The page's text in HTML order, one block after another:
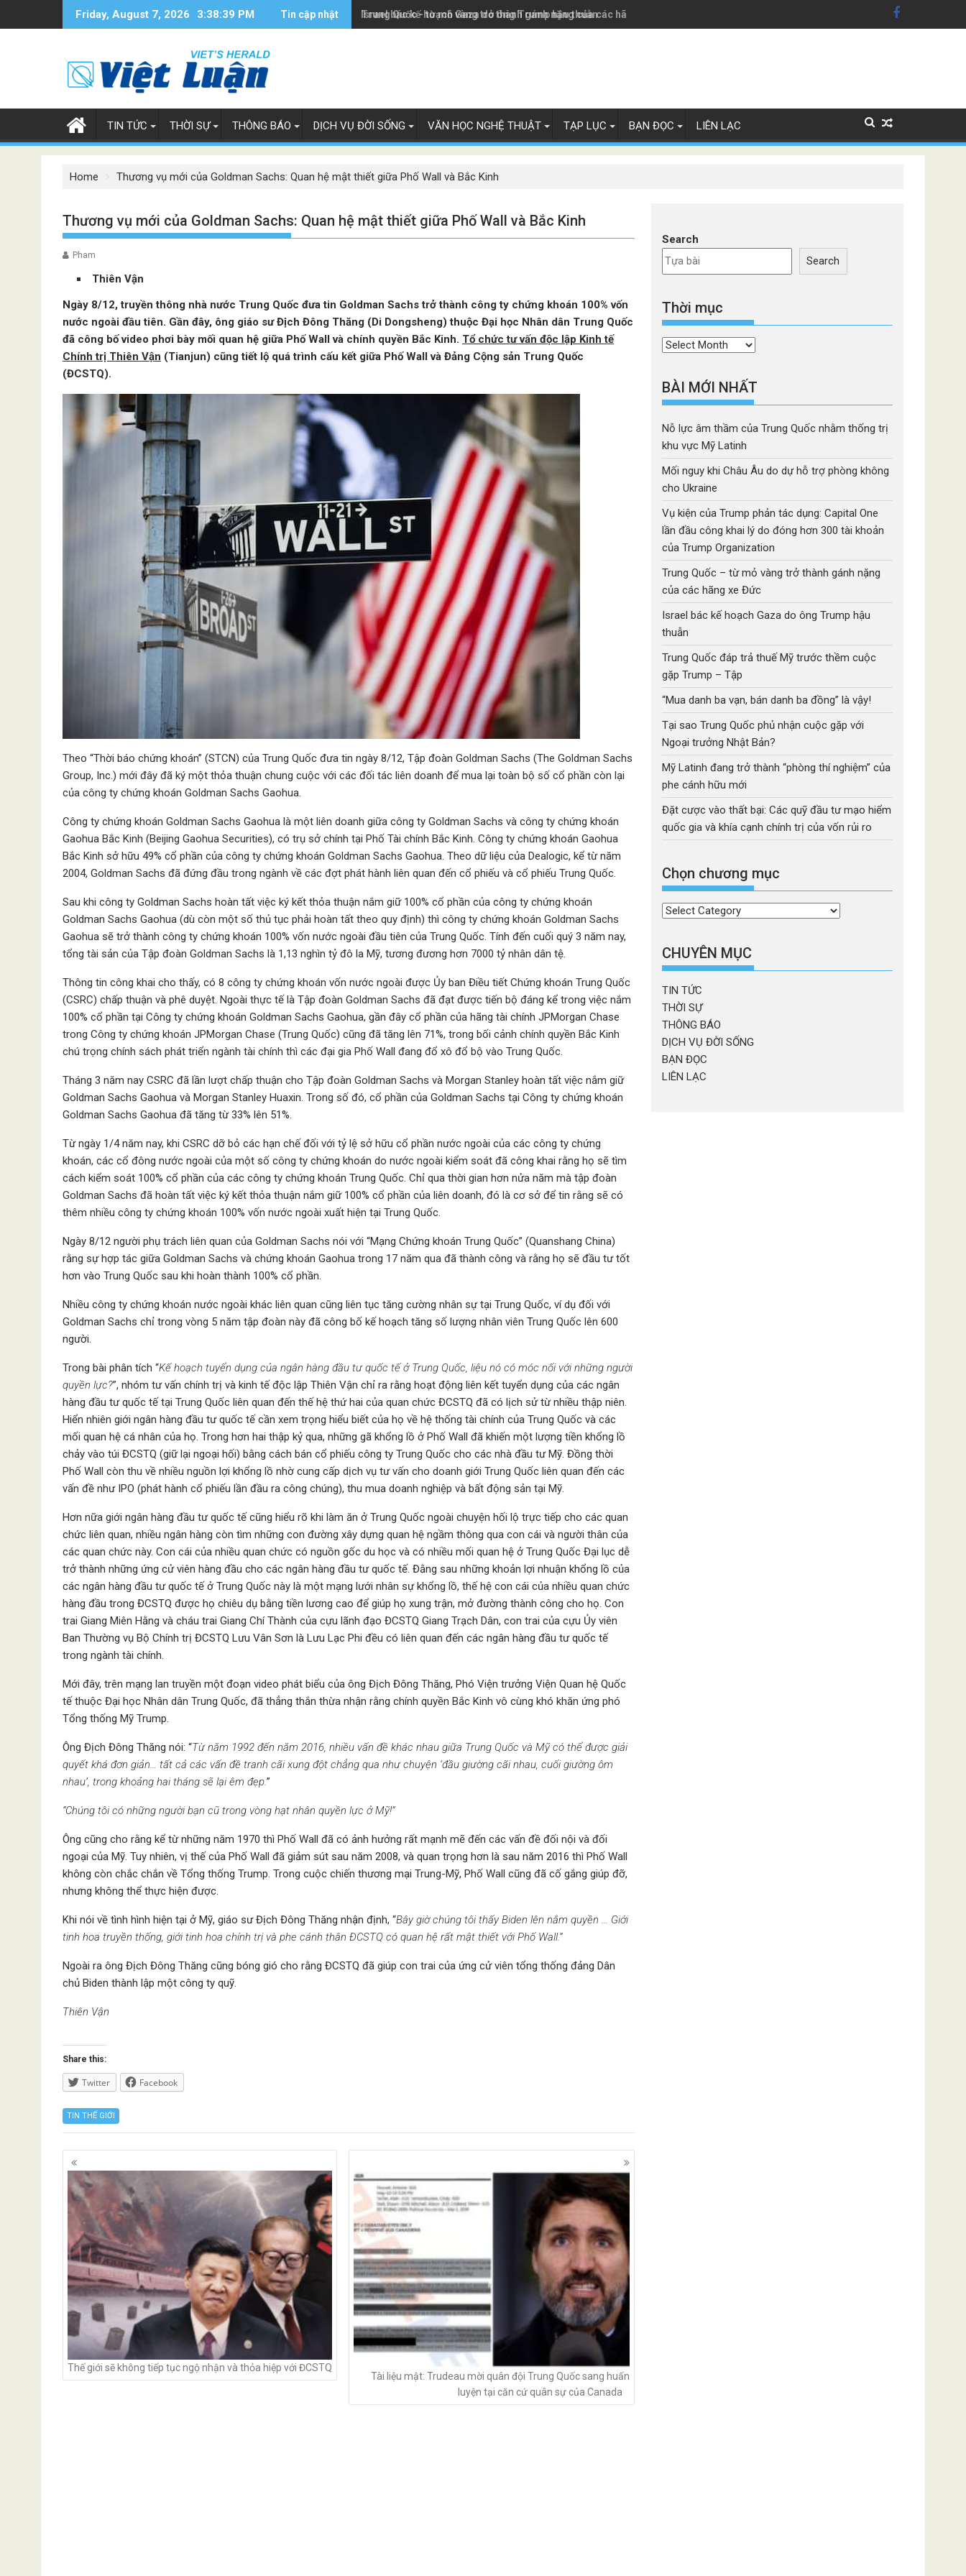
Friday, August 7, 2026 3:38:40 PM Tin cập nhật Trung Quốc - từ mỏ vàng trở thành gánh nặng của các hãng xe Đức
Israel bác kế hoạch Gaza do ông Trump hậu thuẫn
TIN TỨC THỜI SỰ THÔNG BÁO DỊCH VỤ ĐỜI SỐNG VĂN HỌC NGHỆ THUẬT TẠP LỤC BẠN ĐỌC LIÊN LẠC
Home Thương vụ mới của Goldman Sachs: Quan hệ mật thiết giữa Phố Wall và Bắc Kinh
Thương vụ mới của Goldman Sachs: Quan hệ mật thiết giữa Phố Wall và Bắc Kinh
Pham
Thiên Vận
Ngày 8/12, truyền thông nhà nước Trung Quốc đưa tin Goldman Sachs trở thành công ty chứng khoán 100% vốn
nước ngoài đầu tiên. Gần đây, ông giáo sư Địch Đông Thăng (Di Dongsheng) thuộc Đại học Nhân dân Trung Quốc
đã công bố video phơi bày mối quan hệ giữa Phố Wall và chính quyền Bắc Kinh. Tổ chức tư vấn độc lập Kinh tế
Chính trị Thiên Vận (Tianjun) cũng tiết lộ quá trình cấu kết giữa Phố Wall và Đảng Cộng sản Trung Quốc
(ĐCSTQ).
Theo “Thời báo chứng khoán” (STCN) của Trung Quốc đưa tin ngày 8/12, Tập đoàn Goldman Sachs (The Goldman Sachs
Group, Inc.) mới đây đã ký một thỏa thuận chung cuộc với các đối tác liên doanh để mua lại toàn bộ số cổ phần còn lại
của công ty chứng khoán Goldman Sachs Gaohua.
Công ty chứng khoán Goldman Sachs Gaohua là một liên doanh giữa công ty Goldman Sachs và công ty chứng khoán
Gaohua Bắc Kinh (Beijing Gaohua Securities), có trụ sở chính tại Phố Tài chính Bắc Kinh. Công ty chứng khoán Gaohua
Bắc Kinh sở hữu 49% cổ phần của công ty chứng khoán Goldman Sachs Gaohua. Theo dữ liệu của Dealogic, kể từ năm
2004, Goldman Sachs đã đứng đầu trong ngành về các đợt phát hành liên quan đến cổ phiếu và cổ phiếu Trung Quốc.
Sau khi công ty Goldman Sachs hoàn tất việc ký kết thỏa thuận nắm giữ 100% cổ phần của công ty chứng khoán
Goldman Sachs Gaohua (dù còn một số thủ tục phải hoàn tất theo quy định) thì công ty chứng khoán Goldman Sachs
Gaohua sẽ trở thành công ty chứng khoán 100% vốn nước ngoài đầu tiên của Trung Quốc. Tính đến cuối quý 3 năm nay,
tổng tài sản của Tập đoàn Goldman Sachs là 1,13 nghìn tỷ đô la Mỹ, tương đương hơn 7000 tỷ nhân dân tệ.
Thông tin công khai cho thấy, có 8 công ty chứng khoán vốn nước ngoài được Ủy ban Điều tiết Chứng khoán Trung Quốc
(CSRC) chấp thuận và phê duyệt. Ngoài thực tế là Tập đoàn Goldman Sachs đã đạt được tiến bộ đáng kể trong việc nắm
100% cổ phần tại Công ty chứng khoán Goldman Sachs Gaohua, gần đây cổ phần của hãng tài chính JPMorgan Chase
trong Công ty chứng khoán JPMorgan Chase (Trung Quốc) cũng đã tăng lên 71%, trong bối cảnh chính quyền Bắc Kinh
chú trọng chính sách phát triển ngành tài chính thì các đại gia Phố Wall đang đổ xô đổ bộ vào Trung Quốc.
Tháng 3 năm nay CSRC đã lần lượt chấp thuận cho Tập đoàn Goldman Sachs và Morgan Stanley hoàn tất việc nắm giữ
Goldman Sachs Gaohua và Morgan Stanley Huaxin. Trong số đó, cổ phần của Goldman Sachs tại Công ty chứng khoán
Goldman Sachs Gaohua đã tăng từ 33% lên 51%.
Từ ngày 1/4 năm nay, khi CSRC dỡ bỏ các hạn chế đối với tỷ lệ sở hữu cổ phần nước ngoài của các công ty chứng
khoán, các cổ đông nước ngoài của một số công ty chứng khoán do nước ngoài kiểm soát đã công khai rằng họ sẽ tìm
cách kiểm soát 100% cổ phần của các công ty chứng khoán Trung Quốc. Chỉ qua thời gian hơn nửa năm mà tập đoàn
Goldman Sachs đã hoàn tất việc ký kết thỏa thuận nắm giữ 100% cổ phần của liên doanh, đó là cơ sở để tin rằng sẽ có
thêm nhiều công ty chứng khoán 100% vốn nước ngoài xuất hiện tại Trung Quốc.
Ngày 8/12 người phụ trách liên quan của Goldman Sachs nói với “Mạng Chứng khoán Trung Quốc” (Quanshang China)
rằng sự hợp tác giữa Goldman Sachs và chứng khoán Gaohua trong 17 năm qua đã thành công và rằng họ sẽ đầu tư tốt
hơn vào Trung Quốc sau khi hoàn thành 100% cổ phần.
Nhiều công ty chứng khoán nước ngoài khác liên quan cũng liên tục tăng cường nhân sự tại Trung Quốc, ví dụ đối với
Goldman Sachs chỉ trong vòng 5 năm tập đoàn này đã công bố kế hoạch tăng số lượng nhân viên Trung Quốc lên 600
người.
Trong bài phân tích “Kế hoạch tuyển dụng của ngân hàng đầu tư quốc tế ở Trung Quốc, liệu nó có móc nối với những người
quyền lực?”, nhóm tư vấn chính trị và kinh tế độc lập Thiên Vận chỉ ra rằng hoạt động liên kết tuyển dụng của các ngân
hàng đầu tư quốc tế tại Trung Quốc liên quan đến thế hệ thứ hai của quan chức ĐCSTQ đã có lịch sử từ nhiều thập niên.
Hiển nhiên giới ngân hàng đầu tư quốc tế cần xem trọng hiểu biết của họ về hệ thống tài chính của Trung Quốc và các
mối quan hệ cá nhân của họ. Trong hơn hai thập kỷ qua, những gã khổng lồ ở Phố Wall đã khiến một lượng tiền khổng lồ
chảy vào túi ĐCSTQ (giữ lại ngoại hối) bằng cách bán cổ phiếu công ty Trung Quốc cho các nhà đầu tư Mỹ. Đồng thời
Phố Wall còn thu về nhiều nguồn lợi khổng lồ nhờ cung cấp dịch vụ tư vấn cho doanh giới Trung Quốc liên quan đến các
vấn đề như IPO (phát hành cổ phiếu lần đầu ra công chúng), thu mua doanh nghiệp và bất động sản tại Mỹ.
Hơn nữa giới ngân hàng đầu tư quốc tế cũng hiểu rõ khi làm ăn ở Trung Quốc ngoài chuyện hối lộ trực tiếp cho các quan
chức liên quan, nhiều ngân hàng còn tìm những con đường xây dựng quan hệ ngầm thông qua con cái và người thân của
các quan chức này. Con cái của nhiều quan chức có nguồn gốc du học và có nhiều mối quan hệ ở Trung Quốc Đại lục dễ
trở thành những ứng cử viên hàng đầu cho các ngân hàng đầu tư quốc tế. Đằng sau những khoản lợi nhuận khổng lồ của
các ngân hàng đầu tư quốc tế ở Trung Quốc này là một mạng lưới nhân sự khổng lồ, thế hệ con cái của nhiều quan chức
hàng đầu trong ĐCSTQ được họ chiêu dụ bằng tiền lương cao để giúp họ xung trận, mở đường thành công cho họ. Con
trai Giang Miên Hằng và cháu trai Giang Chí Thành của cựu lãnh đạo ĐCSTQ Giang Trạch Dân, con trai của cựu Ủy viên
Ban Thường vụ Bộ Chính trị ĐCSTQ Lưu Vân Sơn là Lưu Lạc Phi đều có liên quan đến các ngân hàng đầu tư quốc tế
trong ngành tài chính.
Mới đây, trên mạng lan truyền một đoạn video phát biểu của ông Địch Đông Thăng, Phó Viện trưởng Viện Quan hệ Quốc
tế thuộc Đại học Nhân dân Trung Quốc, đã thẳng thắn thừa nhận rằng chính quyền Bắc Kinh vô cùng khó khăn ứng phó
Tổng thống Mỹ Trump.
Ông Địch Đông Thăng nói: “Từ năm 1992 đến năm 2016, nhiều vấn đề khác nhau giữa Trung Quốc và Mỹ có thể được giải
quyết khá đơn giản… tất cả các vấn đề tranh cãi xung đột chẳng qua như chuyện ‘đầu giường cãi nhau, cuối giường ôm
nhau’, trong khoảng hai tháng sẽ lại êm đẹp.”
“Chúng tôi có những người bạn cũ trong vòng hạt nhân quyền lực ở Mỹ!”
Ông cũng cho rằng kể từ những năm 1970 thì Phố Wall đã có ảnh hưởng rất mạnh mẽ đến các vấn đề đối nội và đối
ngoại của Mỹ. Tuy nhiên, vị thế của Phố Wall đã giảm sút sau năm 2008, và quan trọng hơn là sau năm 2016 thì Phố Wall
không còn chắc chắn về Tổng thống Trump. Trong cuộc chiến thương mại Trung-Mỹ, Phố Wall cũng đã cố gắng giúp đỡ,
nhưng không thể thực hiện được.
Khi nói về tình hình hiện tại ở Mỹ, giáo sư Địch Đông Thăng nhận định, “Bây giờ chúng tôi thấy Biden lên nắm quyền … Giới
tinh hoa truyền thống, giới tinh hoa chính trị và phe cánh thân ĐCSTQ có quan hệ rất mật thiết với Phố Wall.”
Ngoài ra ông Địch Đông Thăng cũng bóng gió cho rằng ĐCSTQ đã giúp con trai của ứng cử viên tổng thống đảng Dân
chủ Biden thành lập một công ty quỹ.
Thiên Vận
Share this:
Twitter Facebook
TIN THẾ GIỚI
Posts
navigation
Thế giới sẽ không tiếp tục ngộ nhận và thỏa hiệp với ĐCSTQ
Tài liệu mật: Trudeau mời quân đội Trung Quốc sang huấn
luyện tại căn cứ quân sự của Canada
Search
Search
Thời mục
Thời
BÀI MỚI NHẤT
Nỗ lực âm thầm của Trung Quốc nhằm thống trị
khu vực Mỹ Latinh
Mối nguy khi Châu Âu do dự hỗ trợ phòng không
cho Ukraine
Vụ kiện của Trump phản tác dụng: Capital One
lần đầu công khai lý do đóng hơn 300 tài khoản
của Trump Organization
Trung Quốc – từ mỏ vàng trở thành gánh nặng
của các hãng xe Đức
Israel bác kế hoạch Gaza do ông Trump hậu
thuẫn
Trung Quốc đáp trả thuế Mỹ trước thềm cuộc
gặp Trump – Tập
“Mua danh ba vạn, bán danh ba đồng” là vậy!
Tại sao Trung Quốc phủ nhận cuộc gặp với
Ngoại trưởng Nhật Bản?
Mỹ Latinh đang trở thành “phòng thí nghiệm” của
phe cánh hữu mới
Đặt cược vào thất bại: Các quỹ đầu tư mạo hiểm
quốc gia và khía cạnh chính trị của vốn rủi ro
Chọn chương mục
Chọn
mục
CHUYÊN MỤC
TIN TỨC
THỜI SỰ
THÔNG BÁO
DỊCH VỤ ĐỜI SỐNG
BẠN ĐỌC
LIÊN LẠC